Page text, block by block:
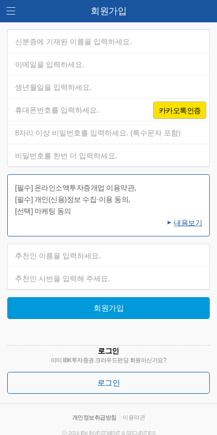
회원가입
카카오톡인증
[필수] 온라인소액투자증개업 이용약관,
[필수] 개인(신용)정보 수집·이용 동의,
[선택] 마케팅 동의
내용보기
회원가입
로그인
이미 IBK투자증권 크라우드펀딩 회원이신가요?
로그인
개인정보취급방침 이용약관
ⓒ 2016 IBK INVESTMENT & SECURITIES